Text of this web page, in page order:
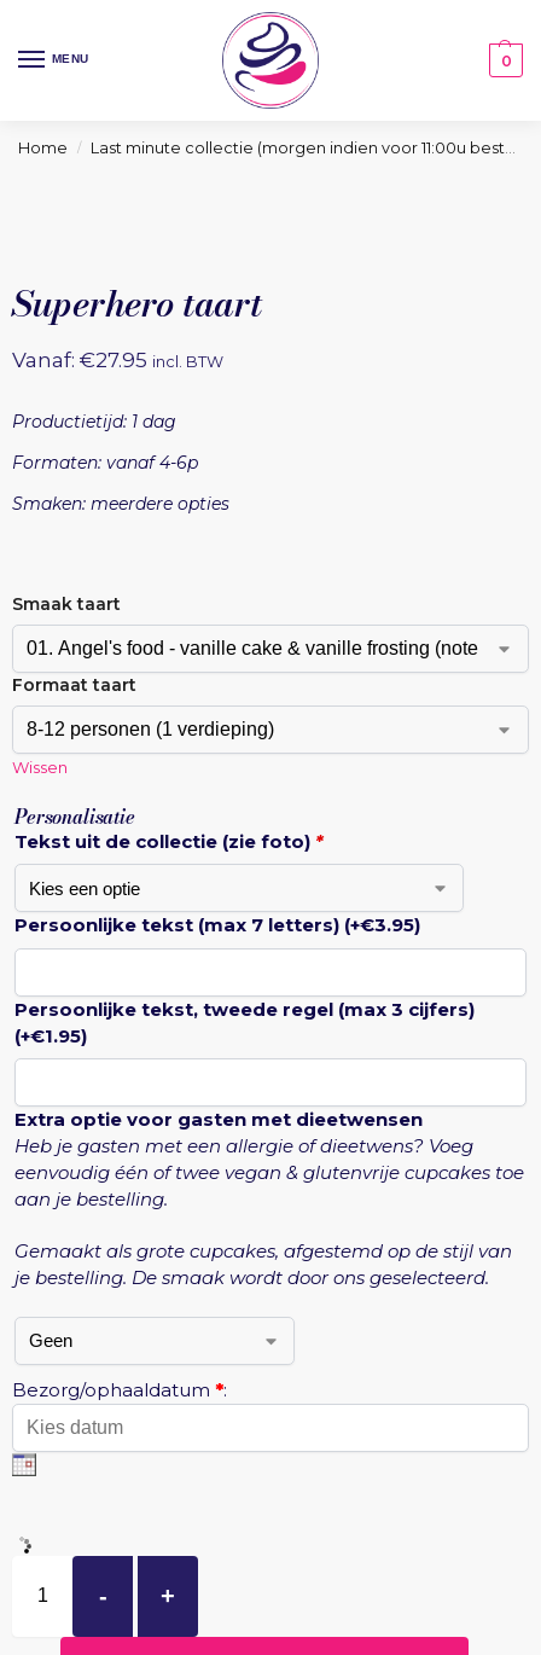
MENU 0
Home / Last minute collectie (morgen indien voor 11:00u besteld)
Superhero taart
Vanaf: €27.95 incl. BTW
Productietijd: 1 dag
Formaten: vanaf 4-6p
Smaken: meerdere opties
Smaak taart
Formaat taart
Wissen
Personalisatie
Tekst uit de collectie (zie foto) *
Persoonlijke tekst (max 7 letters) (+€3.95)
Persoonlijke tekst, tweede regel (max 3 cijfers)
(+€1.95)
Extra optie voor gasten met dieetwensen
Heb je gasten met een allergie of dieetwens? Voeg
eenvoudig één of twee vegan & glutenvrije cupcakes toe
aan je bestelling.
Gemaakt als grote cupcakes, afgestemd op de stijl van
je bestelling. De smaak wordt door ons geselecteerd.
Bezorg/ophaaldatum *:
- +